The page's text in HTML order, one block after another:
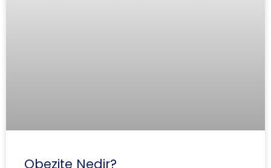
Obezite Nedir?